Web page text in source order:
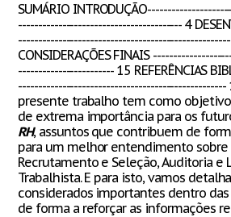
SUMÁRIO
----------------------------------------- 4
CONSIDERAÇÕES FINAIS
------------------------ 15 REFERÊNCIAS
----------------------------------------------------
presente trabalho tem como
de extrema importância para os
RH, assuntos que contribuem de
para um melhor entendimento sobre
Recrutamento e Seleção, Auditoria e
Trabalhista. E para isto, vamos
considerados importantes dentro
de forma a reforçar as informações